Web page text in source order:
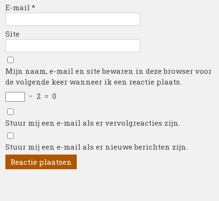
E-mail*
Site
Mijn naam, e-mail en site bewaren in deze browser voor
de volgende keer wanneer ik een reactie plaats.
− 2 = 0
Stuur mij een e-mail als er vervolgreacties zijn.
Stuur mij een e-mail als er nieuwe berichten zijn.